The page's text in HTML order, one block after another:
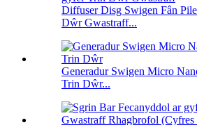
Diffuser Disg Swigen Fân
Dŵr Gwastraff...
Generadur Swigen Micro
Trin Dŵr...